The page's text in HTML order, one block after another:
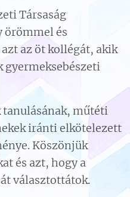
Társaság
örömmel és
az öt kollégát, akik
gyermeksebészeti
tanulásának, műtéti
iránti elkötelezett
Köszönjük
és azt, hogy a
választottátok.